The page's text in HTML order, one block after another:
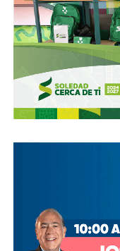
ocasiones (en 2017
el ahora
se otorgó la
Realito, ni Slim ni
Televisa tenían
lo que se podría
dejando el control
al
modificar el
Agua abrió un
afectados y una
Derechos